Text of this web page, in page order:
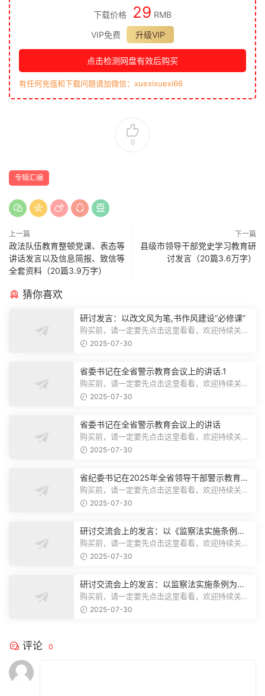
下载价格 29 RMB
VIP免费
升级VIP
点击检测网盘有效后购买
有任何充值和下载问题请加微信：xuexixuexi66
0
专辑汇编
上一篇
政法队伍教育整顿党课、表态等
讲话发言以及信息简报、致信等
全套资料（20篇3.9万字）
下一篇
县级市领导干部党史学习教育研
讨发言（20篇3.6万字）
猜你喜欢
研讨发言：以改文风为笔,书作风建设“必修课”
购买前，请一定要先点击这里看看，欢迎持续关
注，精彩模板每天推送预览结束，本文...
2025-07-30
省委书记在全省警示教育会议上的讲话.1
购买前，请一定要先点击这里看看，欢迎持续关
注，精彩模板每天推送预览结束，本文...
2025-07-30
省委书记在全省警示教育会议上的讲话
购买前，请一定要先点击这里看看，欢迎持续关
注，精彩模板每天推送预览结束，本文...
2025-07-30
省纪委书记在2025年全省领导干部警示教育会
上的讲话.1
购买前，请一定要先点击这里看看，欢迎持续关
注，精彩模板每天推送预览结束，本文...
2025-07-30
研讨交流会上的发言：以《监察法实施条例》
为纲,推动巡察工作高质量发展
购买前，请一定要先点击这里看看，欢迎持续关
注，精彩模板每天推送预览结束，本文...
2025-07-30
研讨交流会上的发言：以监察法实施条例为纲
推动巡察工作高质量发展
购买前，请一定要先点击这里看看，欢迎持续关
注，精彩模板每天推送预览结束，本文...
2025-07-30
评论 0